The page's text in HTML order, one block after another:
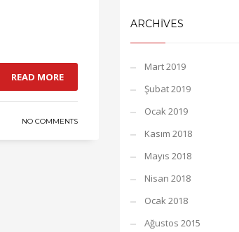
READ MORE
NO COMMENTS
ARCHIVES
Mart 2019
Şubat 2019
Ocak 2019
Kasım 2018
Mayıs 2018
Nisan 2018
Ocak 2018
Ağustos 2015